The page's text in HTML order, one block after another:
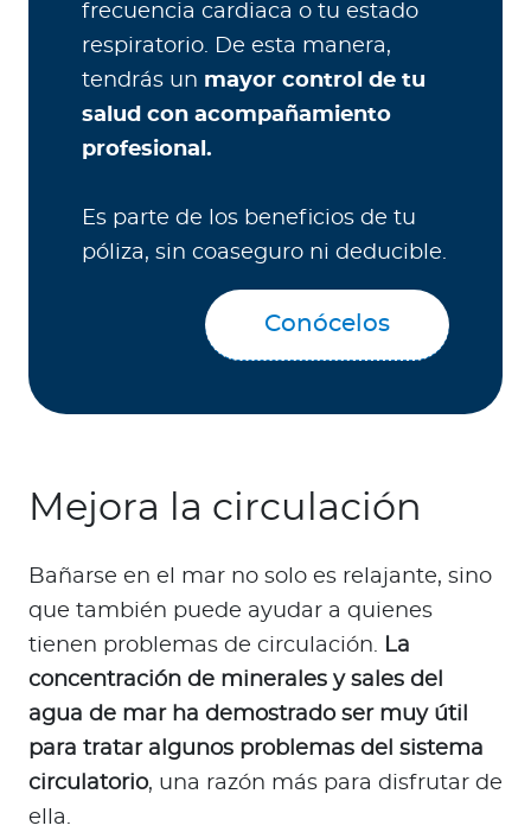
frecuencia cardiaca o tu estado
respiratorio. De esta manera,
tendrás un mayor control de tu
salud con acompañamiento
profesional.
Es parte de los beneficios de tu
póliza, sin coaseguro ni deducible.
Conócelos
Mejora la circulación
Bañarse en el mar no solo es relajante, sino
que también puede ayudar a quienes
tienen problemas de circulación. La
concentración de minerales y sales del
agua de mar ha demostrado ser muy útil
para tratar algunos problemas del sistema
circulatorio, una razón más para disfrutar de
ella.